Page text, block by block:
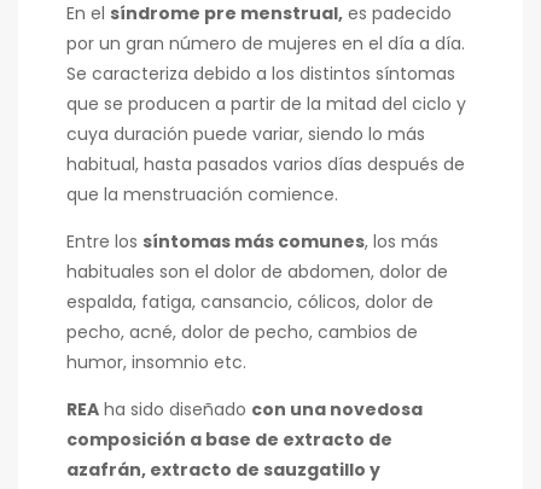
En el síndrome pre menstrual, es padecido
por un gran número de mujeres en el día a día.
Se caracteriza debido a los distintos síntomas
que se producen a partir de la mitad del ciclo y
cuya duración puede variar, siendo lo más
habitual, hasta pasados varios días después de
que la menstruación comience.
Entre los síntomas más comunes, los más
habituales son el dolor de abdomen, dolor de
espalda, fatiga, cansancio, cólicos, dolor de
pecho, acné, dolor de pecho, cambios de
humor, insomnio etc.
REA ha sido diseñado con una novedosa
composición a base de extracto de
azafrán, extracto de sauzgatillo y